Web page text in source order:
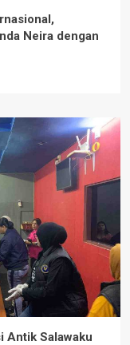
Neira dengan
Antik Salawaku